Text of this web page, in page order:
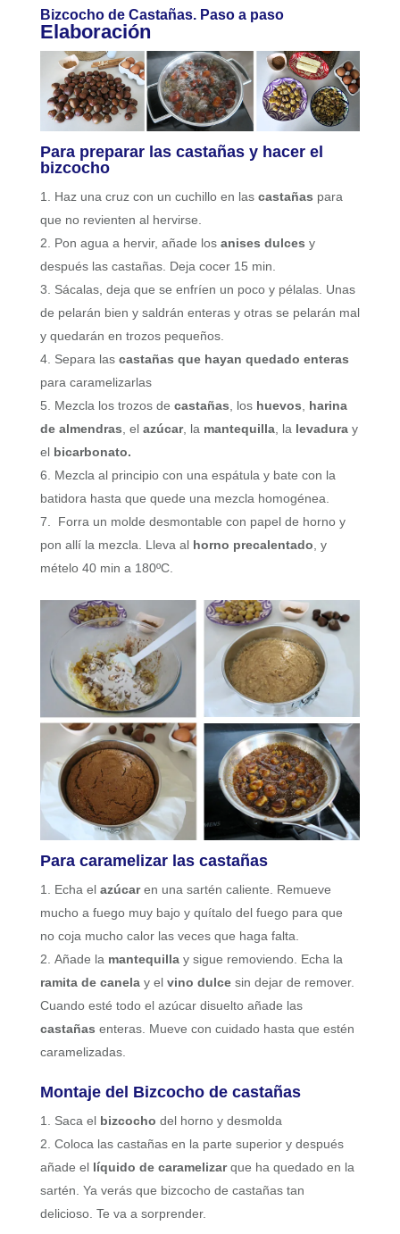
Bizcocho de Castañas. Paso a paso
Elaboración
Para preparar las castañas y hacer el
bizcocho
Haz una cruz con un cuchillo en las castañas para
que no revienten al hervirse.
Pon agua a hervir, añade los anises dulces y
después las castañas. Deja cocer 15 min.
Sácalas, deja que se enfríen un poco y pélalas. Unas
de pelarán bien y saldrán enteras y otras se pelarán mal
y quedarán en trozos pequeños.
Separa las castañas que hayan quedado enteras
para caramelizarlas
Mezcla los trozos de castañas , los huevos
harina
de almendras , el azúcar, la mantequilla, la levaduray
el bicarbonato.
Mezcla al principio con una espátula y bate con la
batidora hasta que quede una mezcla homogénea.
Forra un molde desmontable con papel de horno y
pon allí la mezcla. Lleva al horno precalentado , y
mételo 40 min a 180ºC.
Para caramelizar las castañas
Echa el azúcaren una sartén caliente. Remueve
mucho a fuego muy bajo y quítalo del fuego para que
no coja mucho calor las veces que haga falta.
Añade la mantequillay sigue removiendo. Echa la
ramita de canelay el vino dulcesin dejar de remover.
Cuando esté todo el azúcar disuelto añade las
castañas enteras. Mueve con cuidado hasta que estén
caramelizadas.
Montaje del Bizcocho de castañas
Saca el bizcocho del horno y desmolda
Coloca las castañas en la parte superior y después
añade el líquido de caramelizarque ha quedado en la
sartén. Ya verás que bizcocho de castañas tan
delicioso. Te va a sorprender.